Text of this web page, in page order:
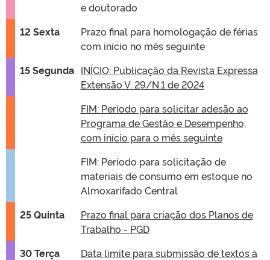
e doutorado
12 Sexta
Prazo final para homologação de férias
com início no mês seguinte
15 Segunda INÍCIO: Publicação da Revista Expressa
Extensão V. 29/N.1 de 2024
FIM: Período para solicitar adesão ao
Programa de Gestão e Desempenho,
com início para o mês seguinte
FIM: Período para solicitação de
materiais de consumo em estoque no
Almoxarifado Central
25 Quinta
Prazo final para criação dos Planos de
Trabalho - PGD
30 Terça
Data limite para submissão de textos à